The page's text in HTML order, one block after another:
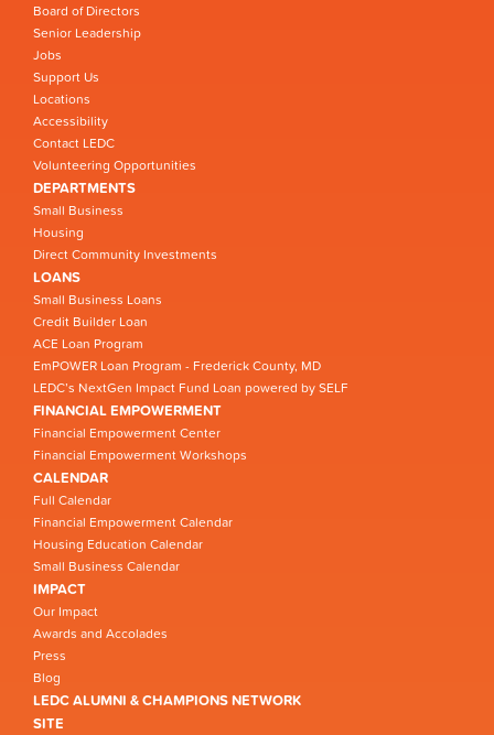
Board of Directors
Senior Leadership
Jobs
Support Us
Locations
Accessibility
Contact LEDC
Volunteering Opportunities
DEPARTMENTS
Small Business
Housing
Direct Community Investments
LOANS
Small Business Loans
Credit Builder Loan
ACE Loan Program
EmPOWER Loan Program - Frederick County, MD
LEDC’s NextGen Impact Fund Loan powered by SELF
FINANCIAL EMPOWERMENT
Financial Empowerment Center
Financial Empowerment Workshops
CALENDAR
Full Calendar
Financial Empowerment Calendar
Housing Education Calendar
Small Business Calendar
IMPACT
Our Impact
Awards and Accolades
Press
Blog
LEDC ALUMNI & CHAMPIONS NETWORK
SITE